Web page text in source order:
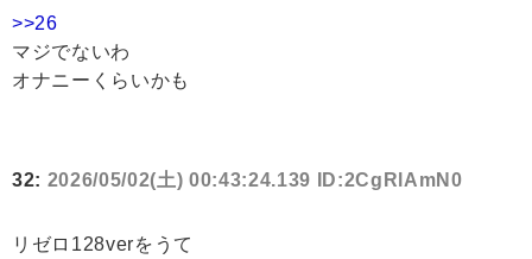
>>26
マジでないわ
オナニーくらいかも
32: 2026/05/02(土) 00:43:24.139 ID:2CgRlAmN0
リゼロ128verをうて